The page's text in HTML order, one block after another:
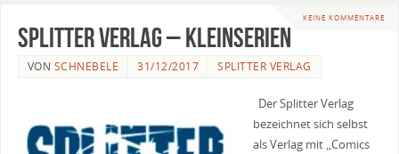
KEINE KOMMENTARE
Splitter Verlag – Kleinserien
VON SCHNEBELE 31/12/2017 SPLITTER VERLAG
Der Splitter Verlag
bezeichnet sich selbst
als Verlag mit „Comics